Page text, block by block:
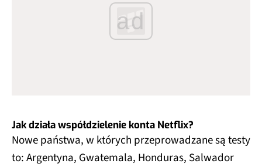
ad
Jak działa współdzielenie konta Netflix?
Nowe państwa, w których przeprowadzane są testy
to: Argentyna, Gwatemala, Honduras, Salwador